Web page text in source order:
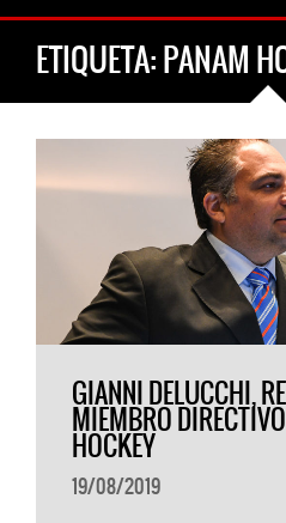
ETIQUETA:PANAM
GIANNI DELUCCHI,
MIEMBRO
HOCKEY
19/08/2019